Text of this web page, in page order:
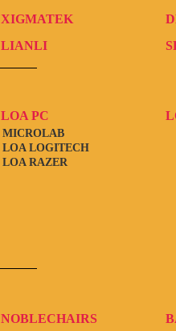
XIGMATEK
LIANLI
LOA PC
LOA RAZER
LOA LOGITECH
MICROLAB
NOBLECHAIRS